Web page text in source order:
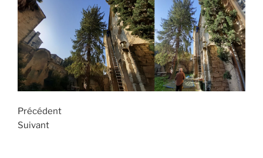
Précédent
Suivant